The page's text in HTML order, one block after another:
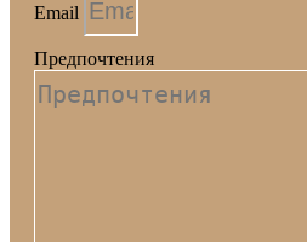
Email
Предпочтения